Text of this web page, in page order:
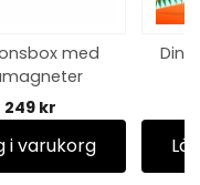
med
249 kr
i varukorg